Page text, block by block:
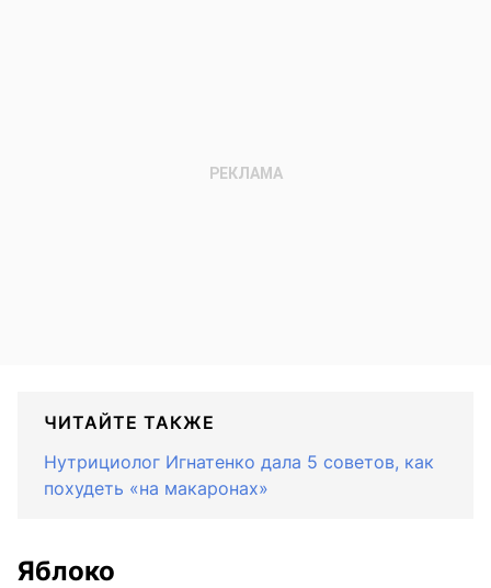
ЧИТАЙТЕ ТАКЖЕ
Нутрициолог Игнатенко дала 5 советов, как
похудеть «на макаронах»
Яблоко